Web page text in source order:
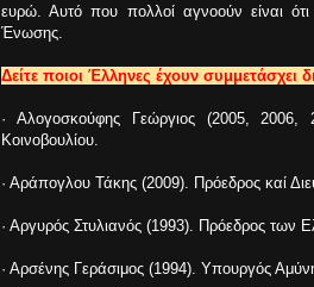
ευρώ. Αυτό που πολλοί αγνοούν είναι
Ένωσης.
Δείτε ποιοι Έλληνες έχουν συμμετάσχει
· Αλογοσκούφης Γεώργιος (2005, 2006,
Κοινοβουλίου.
· Αράπογλου Τάκης (2009). Πρόεδρος καί
· Αργυρός Στυλιανός (1993). Πρόεδρος των
· Αρσένης Γεράσιμος (1994). Υπουργός